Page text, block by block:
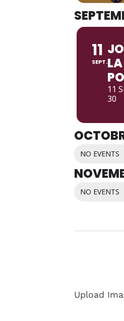
11
SEPT.
11
30
NO EVENTS
NO EVENTS
Upload